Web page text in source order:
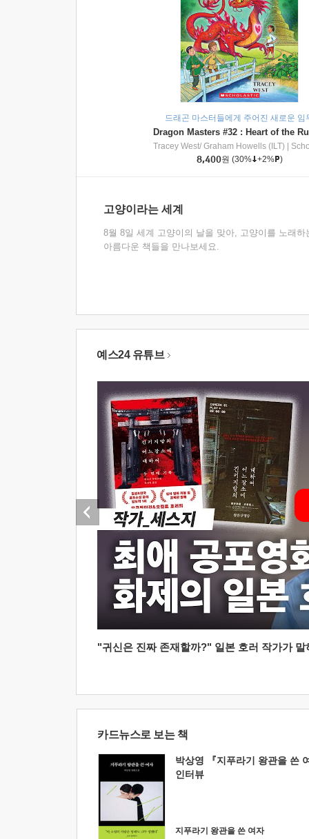
드래곤 마스터들에게 주어진 새로운 임
Tracey West/ Graham Howells (ILT)
8,400원 (30% +2% )
고양이라는 세계
8월 8일 세계 고양이의 날을 맞아, 고양이를 노래하
아름다운 책들을 만나보세요.
예스24 유튜브
"귀신은 진짜 존재할까?" 일본 호러 작가가
카드뉴스로 보는 책
박상영 『지푸라기 왕관을 쓴
인터뷰
지푸라기 왕관을 쓴 여자